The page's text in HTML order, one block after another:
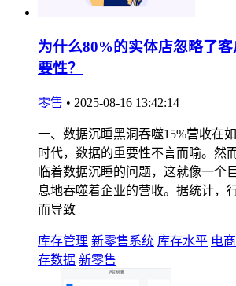
为什么80%的实体店忽略了
要性？
零售 • 2025-08-16 13:42:14
一、数据沉睡黑洞吞噬15%营收在
时代，数据的重要性不言而喻。然
临着数据沉睡的问题，这就像一个
息地吞噬着企业的营收。据统计，
而导致
库存管理 新零售系统 库存水平 电
存数据 新零售